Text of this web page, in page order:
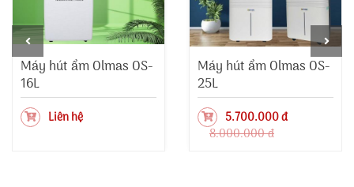
Máy hút ẩm Olmas OS-
16L
Liên hệ
Máy hút ẩm Olmas OS-
25L
5.700.000 đ
8.000.000 đ